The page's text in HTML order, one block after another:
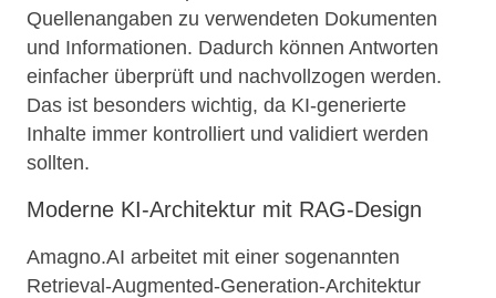
Quellenangaben zu verwendeten Dokumenten
und Informationen. Dadurch können Antworten
einfacher überprüft und nachvollzogen werden.
Das ist besonders wichtig, da KI-generierte
Inhalte immer kontrolliert und validiert werden
sollten.
Moderne KI-Architektur mit RAG-Design
Amagno.AI arbeitet mit einer sogenannten
Retrieval-Augmented-Generation-Architektur